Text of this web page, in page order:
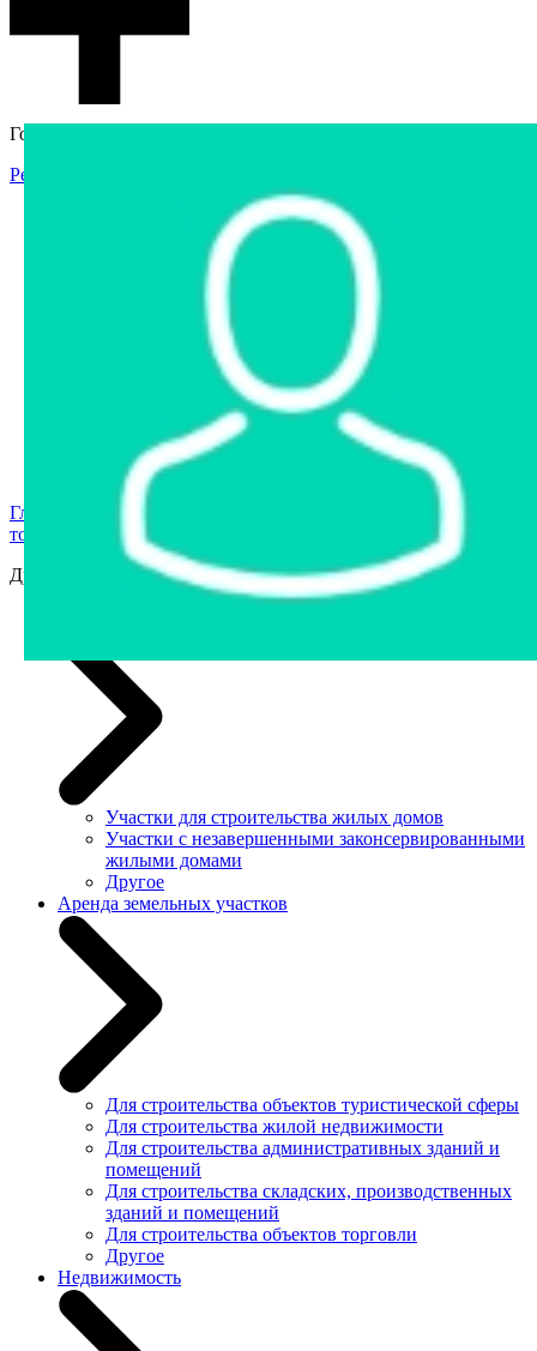
Гостевой доступ
Регистрация
Интернет-магазин
Интернет-витрина
Арестованное имущество
Реестр несостоявшихся торгов
Реестр переоценок
Государственное имущество
Главная страница
торгов
Недвижимость
Другое
Участки для строительства жилых домов
Участки с незавершенными законсервированными
жилыми домами
Другое
Аренда земельных участков
Для строительства объектов туристической сферы
Для строительства жилой недвижимости
Для строительства административных зданий и
помещений
Для строительства складских, производственных
зданий и помещений
Для строительства объектов торговли
Другое
Недвижимость